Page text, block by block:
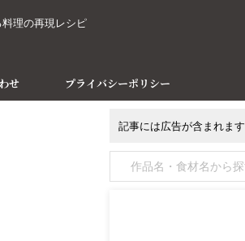
理の再現レシピ
せ プライバシーポリシー
記事には広告が含まれます